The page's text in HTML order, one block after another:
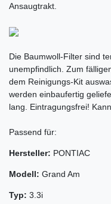
Ansaugtrakt.
Die Baumwoll-Filter sind
unempfindlich. Zum
dem Reinigungs-Kit
werden einbaufertig
lang. Eintragungsfrei!
Passend für:
Hersteller: PONTIAC
Modell: Grand Am
Typ: 3.3i